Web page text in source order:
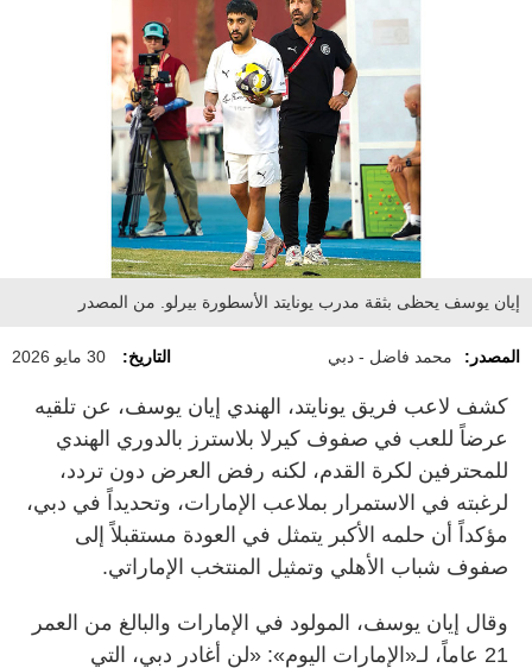
إيان يوسف يحظى بثقة مدرب يونايتد الأسطورة بيرلو. من المصدر
المصدر: محمد فاضل - دبي التاريخ: 30 مايو 2026
كشف لاعب فريق يونايتد، الهندي إيان يوسف، عن تلقيه
عرضاً للعب في صفوف كيرلا بلاسترز بالدوري الهندي
للمحترفين لكرة القدم، لكنه رفض العرض دون تردد،
لرغبته في الاستمرار بملاعب الإمارات، وتحديداً في دبي،
مؤكداً أن حلمه الأكبر يتمثل في العودة مستقبلاً إلى
صفوف شباب الأهلي وتمثيل المنتخب الإماراتي.
وقال إيان يوسف، المولود في الإمارات والبالغ من العمر
21 عاماً، لـ«الإمارات اليوم»: «لن أغادر دبي، التي